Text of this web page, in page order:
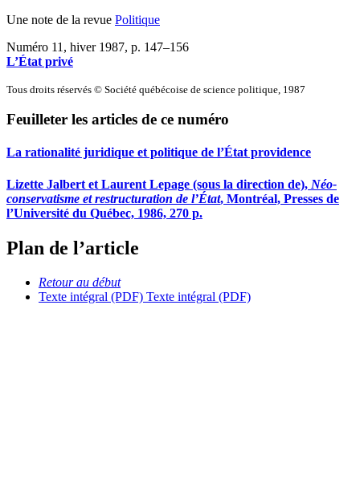
Une note de la revue Politique
Numéro 11, hiver 1987, p. 147–156
L’État privé
Tous droits réservés © Société québécoise de science politique, 1987
Feuilleter les articles de ce numéro
La rationalité juridique et politique de l’État providence
Lizette Jalbert et Laurent Lepage (sous la direction de), Néo-
conservatisme et restructuration de l’État, Montréal, Presses de
l’Université du Québec, 1986, 270 p.
Plan de l’article
Retour au début
Texte intégral (PDF) Texte intégral (PDF)